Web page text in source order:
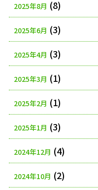
2025年8月 (8)
2025年6月 (3)
2025年4月 (3)
2025年3月 (1)
2025年2月 (1)
2025年1月 (3)
2024年12月 (4)
2024年10月 (2)